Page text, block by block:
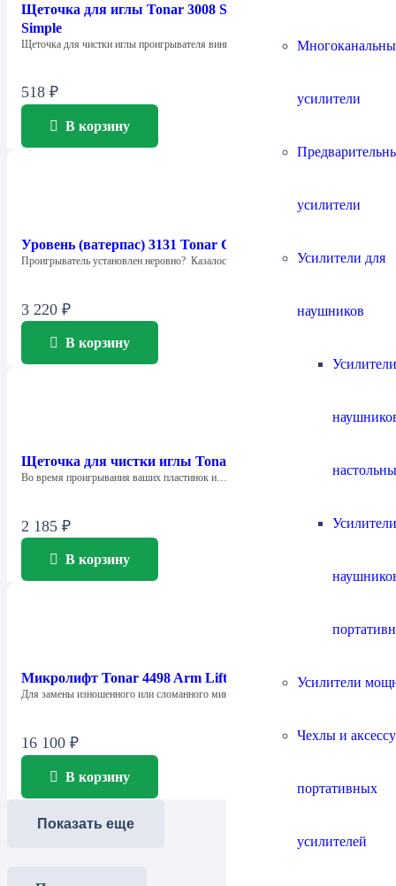
усилители
усилители
Усилители для
наушников
Усилители
Чехлы и
портативных
усилителей
Щеточка для иглы Tonar 3008 Stylus Сleaning Brush
Simple
Щеточка для чистки иглы проигрывателя виниловых…
518 ₽
В корзину
Уровень (ватерпас) 3131 Tonar Cross Balls
Проигрыватель установлен неровно? Казалось бы, ничего…
3 220 ₽
В корзину
Щеточка для чистки иглы Tonar 4250 Clean Tip
Во время проигрывания ваших пластинок и…
2 185 ₽
В корзину
Микролифт Tonar 4498 Arm Lifter
Для замены изношенного или сломанного микролифта…
16 100 ₽
В корзину
Показать еще